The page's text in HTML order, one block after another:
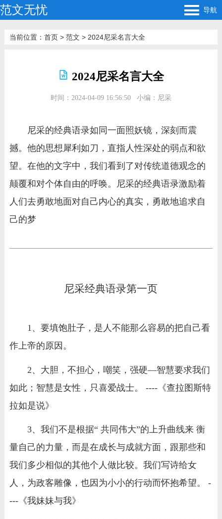
范文无忧 导航
当前位置： 首页> 范文 > 2024尼采名言大全
2024尼采名言大全
时间：2024-04-09 16:56:50 小编：尼采
尼采的经典语录如同一面照妖镜，深刻而震
撼。他的思想犀利如刀，直指人性深处的弱点和欲
望。在他的文字中，我们看到了对传统道德观念的
颠覆和对个体自由的呼唤。尼采的经典语录激励着
人们去勇敢地面对自己内心的真实，勇敢地追求自
己的梦
尼采经典语录第一页
1、要填饱肚子，是人不能那么容易的把自己看
作上帝的原因。
2、大胆，不担心，嘲笑，强硬—智慧要求我们
如此；智慧是女性，只喜爱战士。 ----《查拉图斯特
拉如是说》
3、我们不是根据“ 共同伟大”的上升曲线来 衡
量自己的力量，而是在成长与成就方面，跟那些和
我们多少相似的其他个人做比较。我们写诗给女
人，为政客雕像，也因为小小的行动而怀抱希望。 -
---《我妹妹与我》